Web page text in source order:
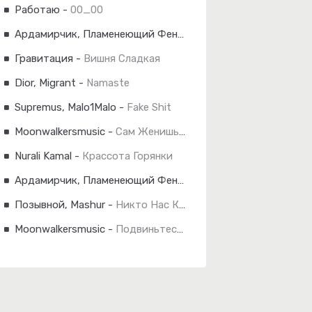
Работаю - 00_00
Ардамирчик, Пламенеющий Феникс
Гравитация - Вишня Сладкая
Dior, Migrant - Namaste
Supremus, Malo1Malo - Fake Shit
Moonwalkersmusic - Сам Женишься
Nurali Kamal - Крассота Горянки
Ардамирчик, Пламенеющий Феникс
Позывной, Mashur - Никто Нас Кроме
Moonwalkersmusic - Подвиньтесь Мужики